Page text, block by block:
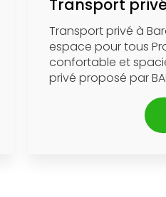
Transport
Transport privé à
espace pour tous
confortable et
privé proposé par